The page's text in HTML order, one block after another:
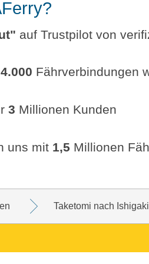
" auf Trustpilot von
4.000 Fährverbindungen
3 Millionen Kunden
uns mit 1,5 Millionen
Taketomi nach Ishigaki